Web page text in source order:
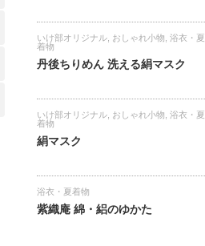
いけ部オリジナル おしゃれ小物 浴衣・夏
着物
丹後ちりめん 洗える絹マスク
いけ部オリジナル おしゃれ小物 浴衣・夏
着物
絹マスク
浴衣・夏着物
紫織庵 綿・絽のゆかた